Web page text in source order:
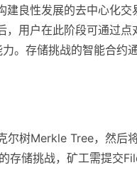
良性发展的去中心化
用户在此阶段可通过
。存储挑战的智能合约
尔树Merkle Tree，然后
存储挑战，矿工需提交